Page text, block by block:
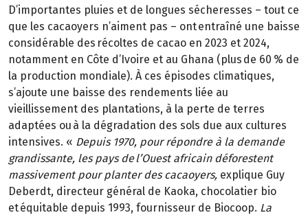
D’importantes pluies et de longues sécheresses – tout ce
que les cacaoyers n’aiment pas – ont entraîné une baisse
considérable des récoltes de cacao en 2023 et 2024,
notamment en Côte d’Ivoire et au Ghana (plus de 60 % de
la production mondiale). À ces épisodes climatiques,
s’ajoute une baisse des rendements liée au
vieillissement des plantations, à la perte de terres
adaptées ou à la dégradation des sols due aux cultures
intensives. « Depuis 1970, pour répondre à la demande
grandissante, les pays de l’Ouest africain déforestent
massivement pour planter des cacaoyers, explique Guy
Deberdt, directeur général de Kaoka, chocolatier bio
et équitable depuis 1993, fournisseur de Biocoop. La